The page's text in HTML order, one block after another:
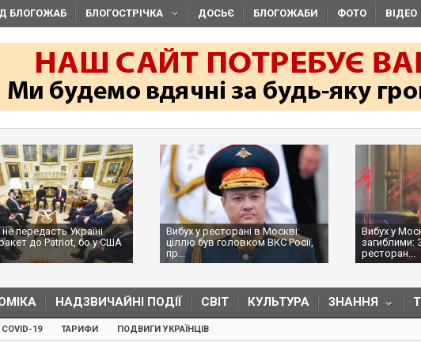
БЛОГОЖАБ БЛОГОСТРІЧКА ДОСЬЄ БЛОГОЖАБИ ФОТО ВІДЕО
передасть Україні
до Patriot, бо у США
Вибух у ресторані в Москві:
ціллю був головком ВКС Росії,
пр...
Вибух у
загиблими:
ресторан...
НАДЗВИЧАЙНІ ПОДІЇ СВІТ КУЛЬТУРА ЗНАННЯ
19 ТАРИФИ ПОДВИГИ УКРАЇНЦІВ